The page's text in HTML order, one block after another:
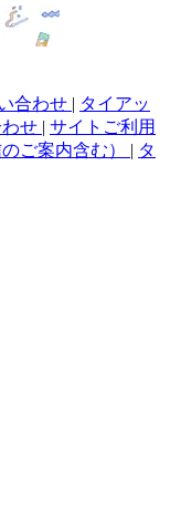
合わせ | タイアッ
せ | サイトご利用
ご案内含む） | タ